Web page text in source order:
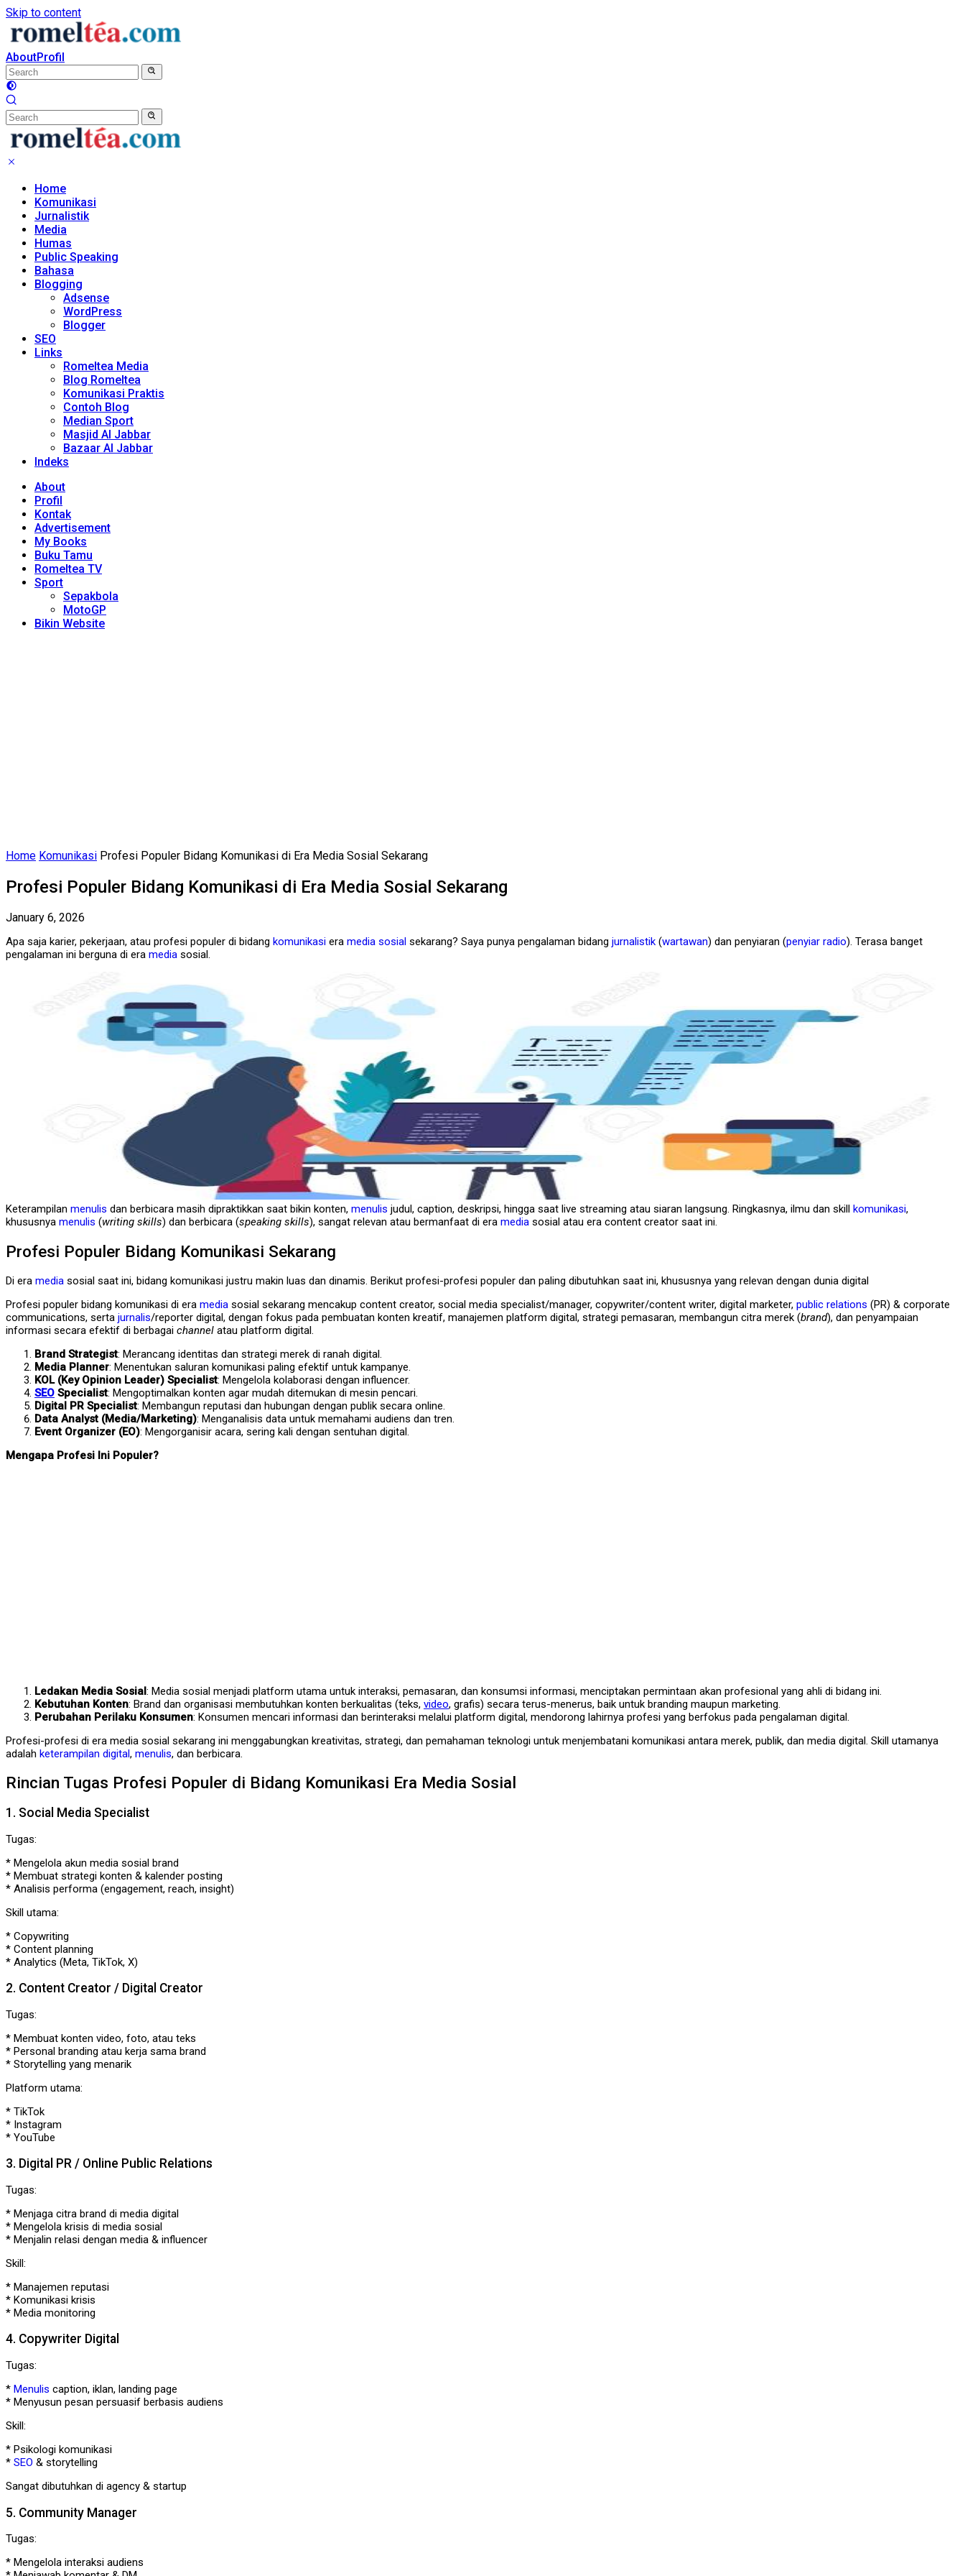
Skip to content
AboutProfil
Home
Komunikasi
Jurnalistik
Media
Humas
Public Speaking
Bahasa
Blogging
Adsense
WordPress
Blogger
SEO
Links
Romeltea Media
Blog Romeltea
Komunikasi Praktis
Contoh Blog
Median Sport
Masjid Al Jabbar
Bazaar Al Jabbar
Indeks
About
Profil
Kontak
Advertisement
My Books
Buku Tamu
Romeltea TV
Sport
Sepakbola
MotoGP
Bikin Website
Home Komunikasi Profesi Populer Bidang Komunikasi di Era Media Sosial Sekarang
Profesi Populer Bidang Komunikasi di Era Media Sosial Sekarang
January 6, 2026
Apa saja karier, pekerjaan, atau profesi populer di bidang komunikasi era media sosial sekarang? Saya punya pengalaman bidang jurnalistik (wartawan) dan penyiaran (penyiar radio). Terasa banget
pengalaman ini berguna di era media sosial.
Keterampilan menulis dan berbicara masih dipraktikkan saat bikin konten, menulis judul, caption, deskripsi, hingga saat live streaming atau siaran langsung. Ringkasnya, ilmu dan skill komunikasi,
khususnya menulis (writing skills) dan berbicara (speaking skills), sangat relevan atau bermanfaat di era media sosial atau era content creator saat ini.
Profesi Populer Bidang Komunikasi Sekarang
Di era media sosial saat ini, bidang komunikasi justru makin luas dan dinamis. Berikut profesi-profesi populer dan paling dibutuhkan saat ini, khususnya yang relevan dengan dunia digital
Profesi populer bidang komunikasi di era media sosial sekarang mencakup content creator, social media specialist/manager, copywriter/content writer, digital marketer, public relations (PR) & corporate
communications, serta jurnalis/reporter digital, dengan fokus pada pembuatan konten kreatif, manajemen platform digital, strategi pemasaran, membangun citra merek (brand), dan penyampaian
informasi secara efektif di berbagai channel atau platform digital.
Brand Strategist: Merancang identitas dan strategi merek di ranah digital.
Media Planner: Menentukan saluran komunikasi paling efektif untuk kampanye.
KOL (Key Opinion Leader) Specialist: Mengelola kolaborasi dengan influencer.
SEO Specialist: Mengoptimalkan konten agar mudah ditemukan di mesin pencari.
Digital PR Specialist: Membangun reputasi dan hubungan dengan publik secara online.
Data Analyst (Media/Marketing): Menganalisis data untuk memahami audiens dan tren.
Event Organizer (EO): Mengorganisir acara, sering kali dengan sentuhan digital.
Mengapa Profesi Ini Populer?
Ledakan Media Sosial: Media sosial menjadi platform utama untuk interaksi, pemasaran, dan konsumsi informasi, menciptakan permintaan akan profesional yang ahli di bidang ini.
Kebutuhan Konten: Brand dan organisasi membutuhkan konten berkualitas (teks, video, grafis) secara terus-menerus, baik untuk branding maupun marketing.
Perubahan Perilaku Konsumen: Konsumen mencari informasi dan berinteraksi melalui platform digital, mendorong lahirnya profesi yang berfokus pada pengalaman digital.
Profesi-profesi di era media sosial sekarang ini menggabungkan kreativitas, strategi, dan pemahaman teknologi untuk menjembatani komunikasi antara merek, publik, dan media digital. Skill utamanya
adalah keterampilan digital, menulis, dan berbicara.
Rincian Tugas Profesi Populer di Bidang Komunikasi Era Media Sosial
1. Social Media Specialist
Tugas:
* Mengelola akun media sosial brand
* Membuat strategi konten & kalender posting
* Analisis performa (engagement, reach, insight)
Skill utama:
* Copywriting
* Content planning
* Analytics (Meta, TikTok, X)
2. Content Creator / Digital Creator
Tugas:
* Membuat konten video, foto, atau teks
* Personal branding atau kerja sama brand
* Storytelling yang menarik
Platform utama:
* TikTok
* Instagram
* YouTube
3. Digital PR / Online Public Relations
Tugas:
* Menjaga citra brand di media digital
* Mengelola krisis di media sosial
* Menjalin relasi dengan media & influencer
Skill:
* Manajemen reputasi
* Komunikasi krisis
* Media monitoring
4. Copywriter Digital
Tugas:
* Menulis caption, iklan, landing page
* Menyusun pesan persuasif berbasis audiens
Skill:
* Psikologi komunikasi
* SEO & storytelling
Sangat dibutuhkan di agency & startup
5. Community Manager
Tugas:
* Mengelola interaksi audiens